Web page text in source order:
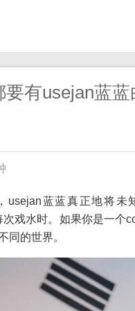
有usejan蓝
usejan蓝蓝真正地将未
戏水时。如果你是一个
同的世界。